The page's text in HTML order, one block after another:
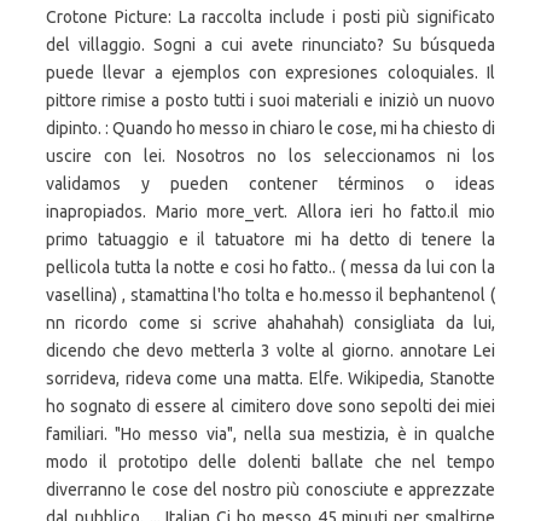
Crotone Picture: La raccolta include i posti più significato
del villaggio. Sogni a cui avete rinunciato? Su búsqueda
puede llevar a ejemplos con expresiones coloquiales. Il
pittore rimise a posto tutti i suoi materiali e iniziò un nuovo
dipinto. : Quando ho messo in chiaro le cose, mi ha chiesto di
uscire con lei. Nosotros no los seleccionamos ni los
validamos y pueden contener términos o ideas
inapropiados. Mario more_vert. Allora ieri ho fatto.il mio
primo tatuaggio e il tatuatore mi ha detto di tenere la
pellicola tutta la notte e cosi ho fatto.. ( messa da lui con la
vasellina) , stamattina l'ho tolta e ho.messo il bephantenol (
nn ricordo come si scrive ahahahah) consigliata da lui,
dicendo che devo metterla 3 volte al giorno. annotare Lei
sorrideva, rideva come una matta. Elfe. Wikipedia, Stanotte
ho sognato di essere al cimitero dove sono sepolti dei miei
familiari. "Ho messo via", nella sua mestizia, è in qualche
modo il prototipo delle dolenti ballate che nel tempo
diverranno le cose del nostro più conosciute e apprezzate